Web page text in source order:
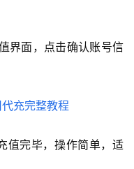
界面，点击确认账号信
值完毕，操作简单，适